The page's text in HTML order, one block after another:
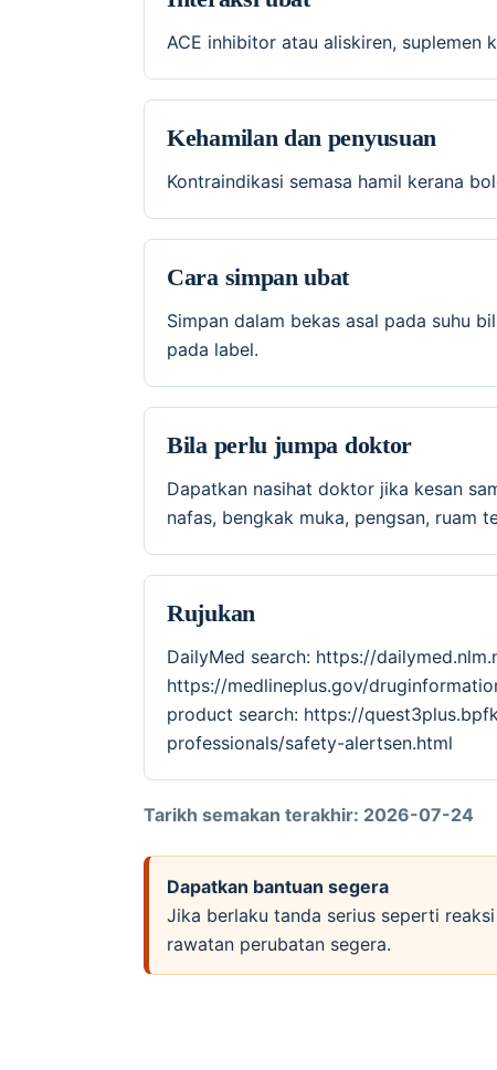
ACE inhibitor atau aliskiren, suplemen
Kehamilan dan penyusuan
Kontraindikasi semasa hamil kerana
Cara simpan ubat
Simpan dalam bekas asal pada suhu
pada label.
Bila perlu jumpa doktor
Dapatkan nasihat doktor jika kesan
nafas, bengkak muka, pengsan, ruam
Rujukan
DailyMed search: https://
https://medlineplus.gov/
product search: https://
professionals/safety-alertsen.html
Tarikh semakan terakhir: 2026-07-24
Dapatkan bantuan segera
Jika berlaku tanda serius seperti
rawatan perubatan segera.